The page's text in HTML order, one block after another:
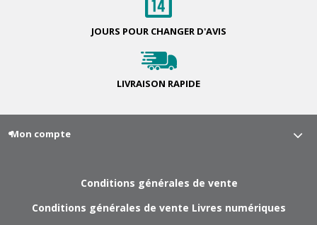
JOURS POUR CHANGER D'AVIS
LIVRAISON RAPIDE
Mon compte
Conditions générales de vente
Conditions générales de vente Livres numériques